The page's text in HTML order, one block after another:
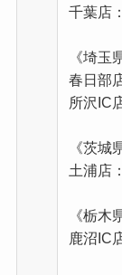
千葉店
《埼玉
春日部
所沢IC
《茨城
土浦店
《栃木
鹿沼IC